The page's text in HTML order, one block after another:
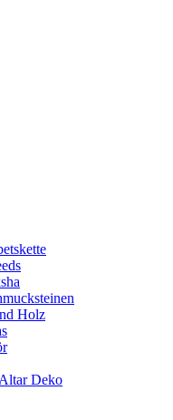
Holz
Deko